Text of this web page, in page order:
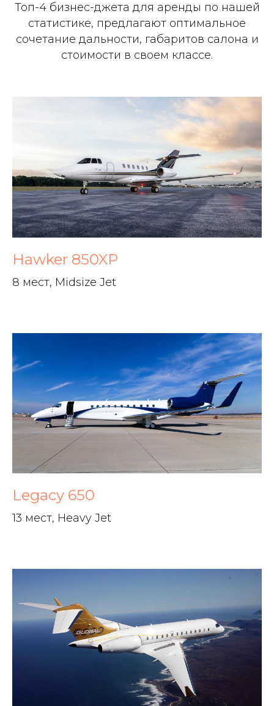
Топ-4 бизнес-джета для аренды по нашей
статистике, предлагают оптимальное
сочетание дальности, габаритов салона и
стоимости в своем классе.
Hawker 850XP
8 мест, Midsize Jet
Legacy 650
13 мест, Heavy Jet